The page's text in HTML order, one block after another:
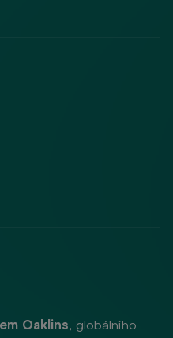
Oaklins, globálního